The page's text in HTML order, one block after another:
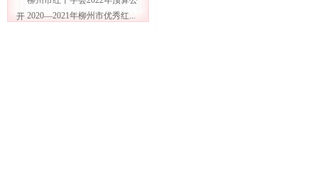
开 2020—2021年柳州市优秀红...